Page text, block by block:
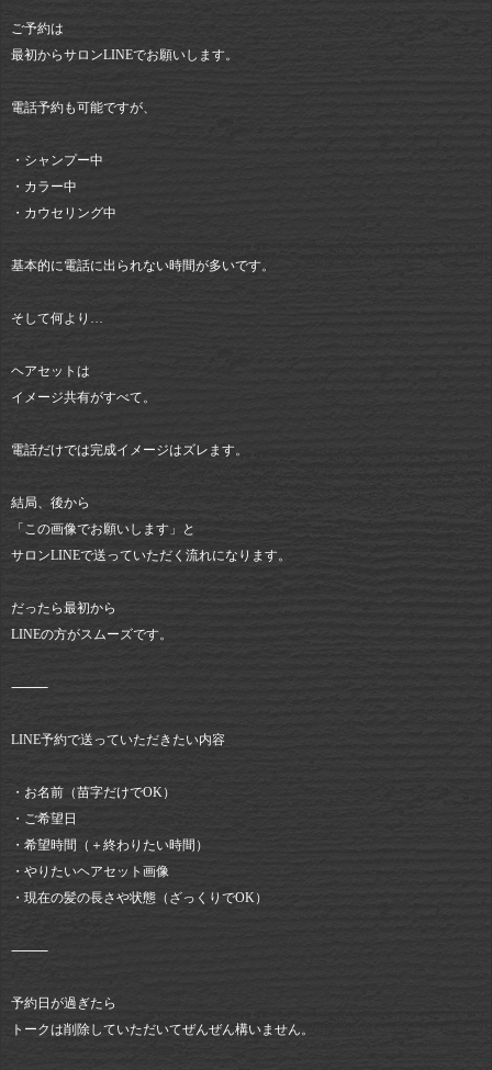
ご予約は
最初からサロンLINEでお願いします。
電話予約も可能ですが、
・シャンプー中
・カラー中
・カウセリング中
基本的に電話に出られない時間が多いです。
そして何より…
ヘアセットは
イメージ共有がすべて。
電話だけでは完成イメージはズレます。
結局、後から
「この画像でお願いします」と
サロンLINEで送っていただく流れになります。
だったら最初から
LINEの方がスムーズです。
⸻
LINE予約で送っていただきたい内容
・お名前（苗字だけでOK）
・ご希望日
・希望時間（＋終わりたい時間）
・やりたいヘアセット画像
・現在の髪の長さや状態（ざっくりでOK）
⸻
予約日が過ぎたら
トークは削除していただいてぜんぜん構いません。